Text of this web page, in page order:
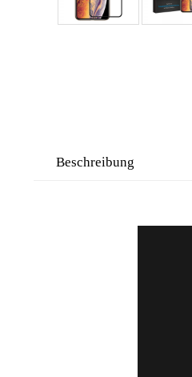
Beschreibung